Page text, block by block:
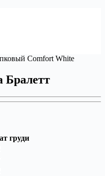
Comfort White
Бралетт
груди